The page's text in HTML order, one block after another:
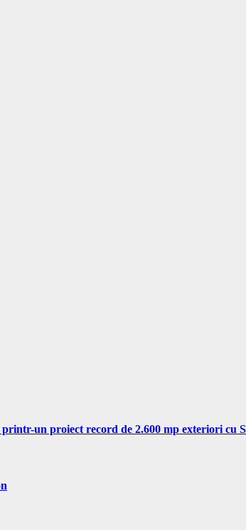
un proiect record de 2.600 mp exteriori cu